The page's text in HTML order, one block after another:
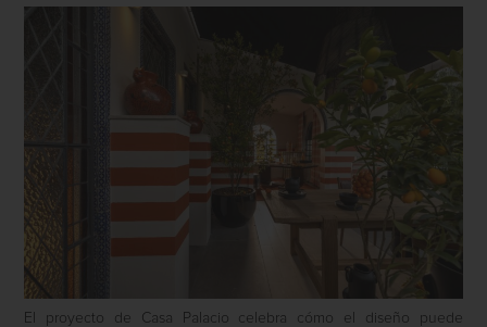
El proyecto de Casa Palacio celebra cómo el diseño puede